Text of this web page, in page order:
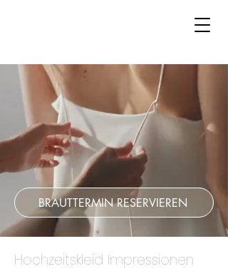
BRAUTTERMIN RESERVIEREN
Hochzeitskleid Impressionen